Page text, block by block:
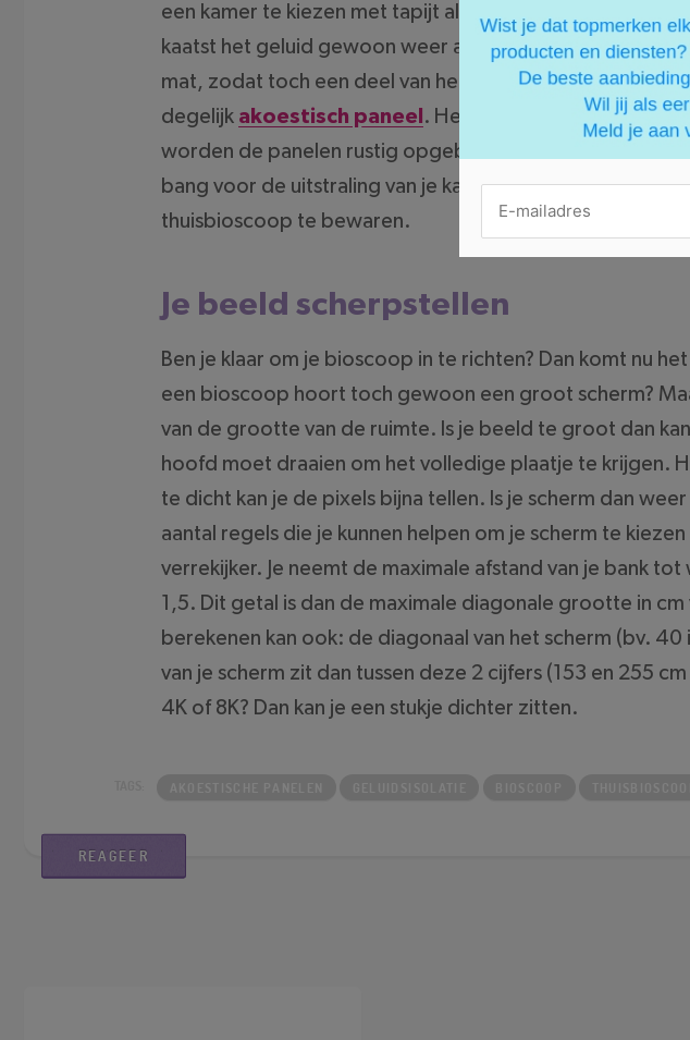
een kamer te kiezen met tapijt als vloerbedekking
kaatst het geluid gewoon weer af. Als je geen stoffen
mat, zodat toch een deel van het geluid wordt
degelijk akoestisch paneel . Het hoeft niet je volledige
worden de panelen rustig opgebouwd. Jij kiest dus zelf
bang voor de uitstraling van je kamer? Daar bestaan
thuisbioscoop te bewaren.
Je beeld scherpstellen
Ben je klaar om je bioscoop in te richten? Dan komt nu
een bioscoop hoort toch gewoon een groot scherm?
van de grootte van de ruimte. Is je beeld te groot dan
hoofd moet draaien om het volledige plaatje te krijgen.
te dicht kan je de pixels bijna tellen. Is je scherm dan
aantal regels die je kunnen helpen om je scherm te
verrekijker. Je neemt de maximale afstand van je bank
1,5. Dit getal is dan de maximale diagonale grootte in
berekenen kan ook: de diagonaal van het scherm (bv.
van je scherm zit dan tussen deze 2 cijfers (153 en 255
4K of 8K? Dan kan je een stukje dichter zitten.
REAGEER